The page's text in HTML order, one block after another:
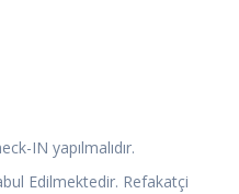
IN yapılmalıdır.
Edilmektedir. Refakatçi